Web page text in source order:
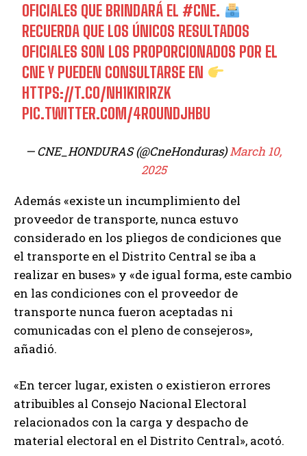
OFICIALES QUE BRINDARÁ EL#CNE.
RECUERDA QUE LOS ÚNICOS RESULTADOS
OFICIALES SON LOS PROPORCIONADOS POR EL
CNE Y PUEDEN CONSULTARSE EN
HTTPS://T.CO/NH1K1R1RZK
PIC.TWITTER.COM/4ROUNDJHBU
— CNE_HONDURAS (@CneHonduras)March 10,
2025
Además «existe un incumplimiento del
proveedor de transporte, nunca estuvo
considerado en los pliegos de condiciones que
el transporte en el Distrito Central se iba a
realizar en buses» y «de igual forma, este cambio
en las condiciones con el proveedor de
transporte nunca fueron aceptadas ni
comunicadas con el pleno de consejeros»,
añadió.
«En tercer lugar, existen o existieron errores
atribuibles al Consejo Nacional Electoral
relacionados con la carga y despacho de
material electoral en el Distrito Central», acotó.